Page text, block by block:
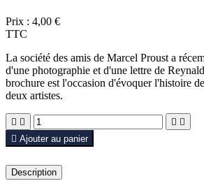
Prix : 4,00 €
TTC
La société des amis de Marcel Proust a
d'une photographie et d'une lettre de
brochure est l'occasion d'évoquer l'histoire
deux artistes.
   
 Ajouter au panier
Description